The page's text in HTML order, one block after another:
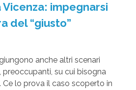
impegnarsi
del “giusto”
anche altri scenari
preoccupanti, su cui bisogna
Ce lo prova il caso scoperto in